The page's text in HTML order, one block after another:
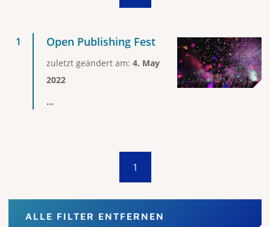
Open Publishing Fest
zuletzt geändert am: 4. May
2022
...
1
ALLE FILTER ENTFERNEN